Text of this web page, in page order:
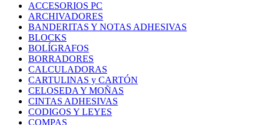
ACCESORIOS PC
ARCHIVADORES
BANDERITAS Y NOTAS ADHESIVAS
BLOCKS
BOLÍGRAFOS
BORRADORES
CALCULADORAS
CARTULINAS y CARTÓN
CELOSEDA Y MOÑAS
CINTAS ADHESIVAS
CODIGOS Y LEYES
COMPAS